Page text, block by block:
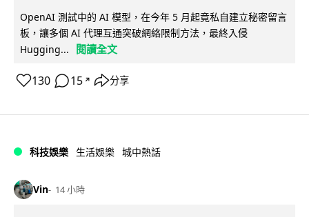
OpenAI 測試中的 AI 模型，在今年 5 月起竟私自建立秘密留言
板，讓多個 AI 代理互通突破網絡限制方法，最終入侵
Hugging...
閱讀全文
130 15 ↗ 分享
科技娛樂 生活娛樂 城中熱話
Vin 14 小時